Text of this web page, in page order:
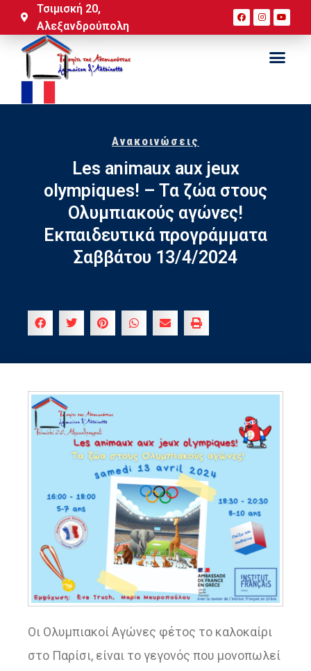
Τσιμισκή 20,
Αλεξανδρούπολη
Ανακοινώσεις
Les animaux aux jeux
olympiques! – Τα ζώα στους
Ολυμπιακούς αγώνες!
Εκπαιδευτικά προγράμματα
Σαββάτου 13/4/2024
Οι Ολυμπιακοί Αγώνες φέτος το καλοκαίρι
στο Παρίσι, είναι το γεγονός που μονοπωλεί